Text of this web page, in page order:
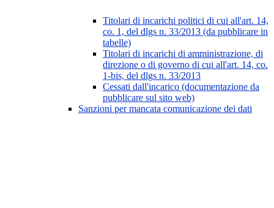
Titolari di incarichi politici di cui all'art. 14,
co. 1, del dlgs n. 33/2013 (da pubblicare in
tabelle)
Titolari di incarichi di amministrazione, di
direzione o di governo di cui all'art. 14, co.
1-bis, del dlgs n. 33/2013
Cessati dall'incarico (documentazione da
pubblicare sul sito web)
Sanzioni per mancata comunicazione dei dati